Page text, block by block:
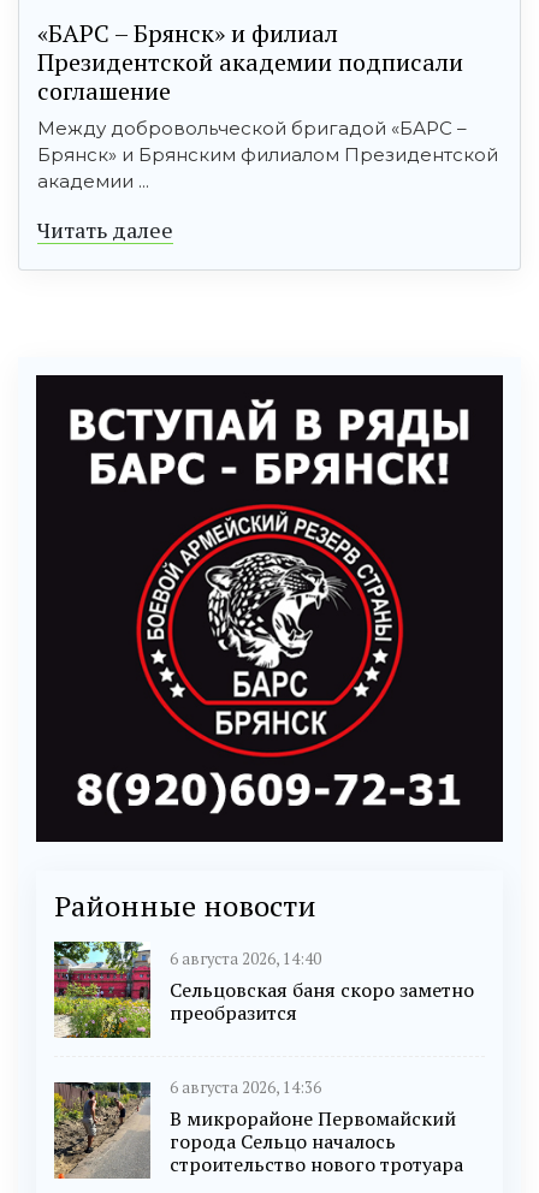
«БАРС – Брянск» и филиал
Президентской академии подписали
соглашение
Между добровольческой бригадой «БАРС –
Брянск» и Брянским филиалом Президентской
академии ...
Читать далее
Районные новости
6 августа 2026, 14:40
Сельцовская баня скоро заметно
преобразится
6 августа 2026, 14:36
В микрорайоне Первомайский
города Сельцо началось
строительство нового тротуара